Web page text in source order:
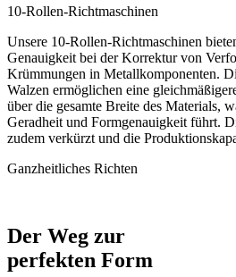
10-Rollen-Richtmaschinen
Unsere 10-Rollen-Richtmaschinen
Genauigkeit bei der Korrektur von
Krümmungen in Metallkomponenten.
Walzen ermöglichen eine
über die gesamte Breite des Materials,
Geradheit und Formgenauigkeit führt.
zudem verkürzt und die
Ganzheitliches Richten
Der Weg zur
perfekten Form